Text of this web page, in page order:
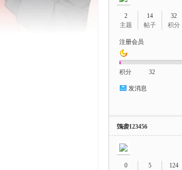
2
主题
14
帖子
32
积分
注册会员
积分 32
发消息
鵼袭123456
0
5
124